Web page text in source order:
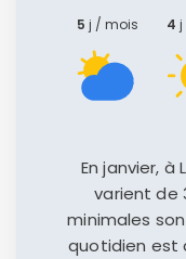
5 j / mois 4 j
En janvier,
varient de
minimales
quotidien est